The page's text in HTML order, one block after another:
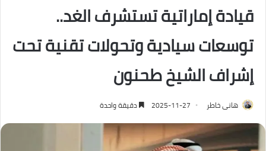
قيادة إماراتية تستشرف الغد..
توسعات سيادية وتحولات تقنية تحت
إشراف الشيخ طحنون
هانى خاطر 2025-11-27 دقيقة واحدة